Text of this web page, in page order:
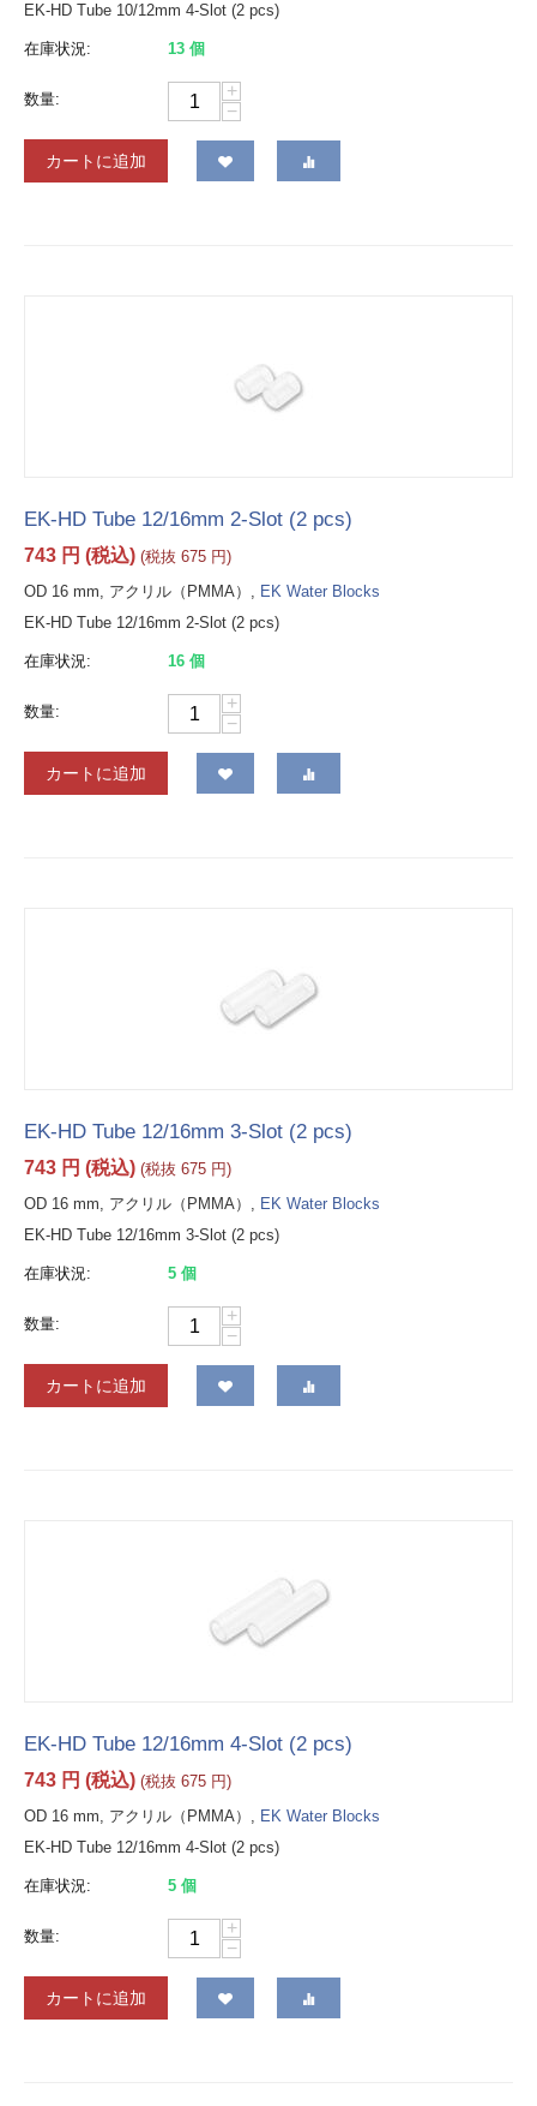
EK-HD Tube 10/12mm 4-Slot (2 pcs)
在庫状況: 13 個
数量:
+
−
カートに追加
EK-HD Tube 12/16mm 2-Slot (2 pcs)
743 円 (税込) (税抜 675 円)
OD 16 mm, アクリル（PMMA）, EK Water Blocks
EK-HD Tube 12/16mm 2-Slot (2 pcs)
在庫状況: 16 個
数量:
+
−
カートに追加
EK-HD Tube 12/16mm 3-Slot (2 pcs)
743 円 (税込) (税抜 675 円)
OD 16 mm, アクリル（PMMA）, EK Water Blocks
EK-HD Tube 12/16mm 3-Slot (2 pcs)
在庫状況: 5 個
数量:
+
−
カートに追加
EK-HD Tube 12/16mm 4-Slot (2 pcs)
743 円 (税込) (税抜 675 円)
OD 16 mm, アクリル（PMMA）, EK Water Blocks
EK-HD Tube 12/16mm 4-Slot (2 pcs)
在庫状況: 5 個
数量:
+
−
カートに追加